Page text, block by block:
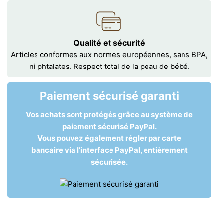
Qualité et sécurité
Articles conformes aux normes européennes, sans BPA,
ni phtalates. Respect total de la peau de bébé.
Paiement sécurisé garanti
Vos achats sont protégés grâce au système de
paiement sécurisé PayPal.
Vous pouvez également régler par carte
bancaire via l’interface PayPal, entièrement
sécurisée.